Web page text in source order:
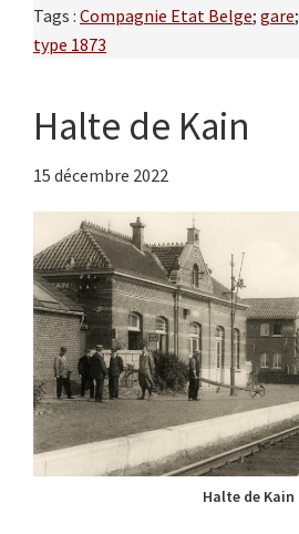
Tags : Compagnie Etat Belge; gare;
type 1873
Halte de Kain
15 décembre 2022
Halte de Kain